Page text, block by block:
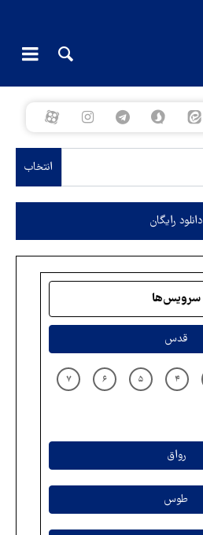
انتخاب
دانلود رایگان
سرویس‌ها
قدس
۴ ۵ ۶ ۷
رواق
طوس